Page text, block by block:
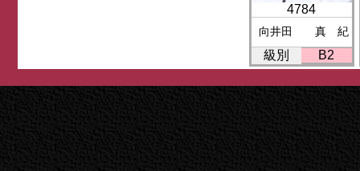
4784
向井田 真 紀
級別 B2